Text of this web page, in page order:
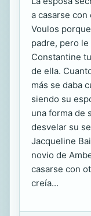
a casarse
Voulos
padre, pero
Constantine
de ella.
más se daba
siendo su
una forma de
desvelar su
Jacqueline
novio de
casarse con
creía...